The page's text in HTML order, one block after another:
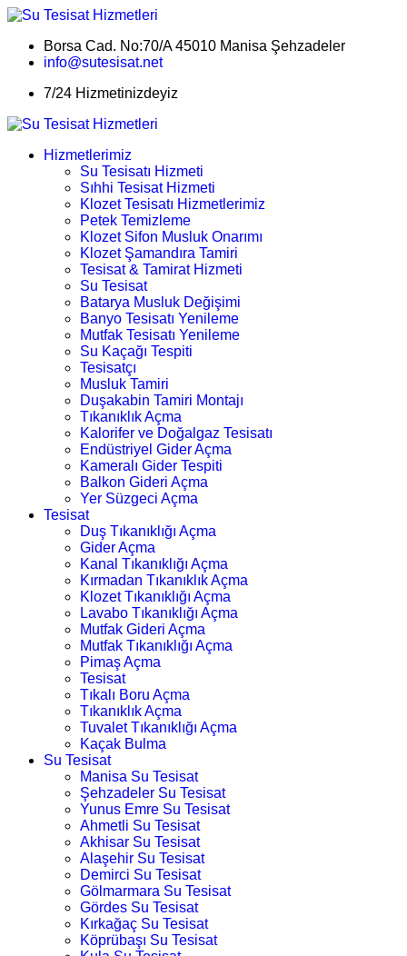
Borsa Cad. No:70/A 45010 Manisa Şehzadeler
info@sutesisat.net
7/24 Hizmetinizdeyiz
Hizmetlerimiz
Su Tesisatı Hizmeti
Sıhhi Tesisat Hizmeti
Klozet Tesisatı Hizmetlerimiz
Petek Temizleme
Klozet Sifon Musluk Onarımı
Klozet Şamandıra Tamiri
Tesisat & Tamirat Hizmeti
Su Tesisat
Batarya Musluk Değişimi
Banyo Tesisatı Yenileme
Mutfak Tesisatı Yenileme
Su Kaçağı Tespiti
Tesisatçı
Musluk Tamiri
Duşakabin Tamiri Montajı
Tıkanıklık Açma
Kalorifer ve Doğalgaz Tesisatı
Endüstriyel Gider Açma
Kameralı Gider Tespiti
Balkon Gideri Açma
Yer Süzgeci Açma
Tesisat
Duş Tıkanıklığı Açma
Gider Açma
Kanal Tıkanıklığı Açma
Kırmadan Tıkanıklık Açma
Klozet Tıkanıklığı Açma
Lavabo Tıkanıklığı Açma
Mutfak Gideri Açma
Mutfak Tıkanıklığı Açma
Pimaş Açma
Tesisat
Tıkalı Boru Açma
Tıkanıklık Açma
Tuvalet Tıkanıklığı Açma
Kaçak Bulma
Su Tesisat
Manisa Su Tesisat
Şehzadeler Su Tesisat
Yunus Emre Su Tesisat
Ahmetli Su Tesisat
Akhisar Su Tesisat
Alaşehir Su Tesisat
Demirci Su Tesisat
Gölmarmara Su Tesisat
Gördes Su Tesisat
Kırkağaç Su Tesisat
Köprübaşı Su Tesisat